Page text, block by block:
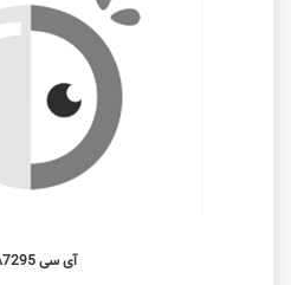
آی سی TDA7295